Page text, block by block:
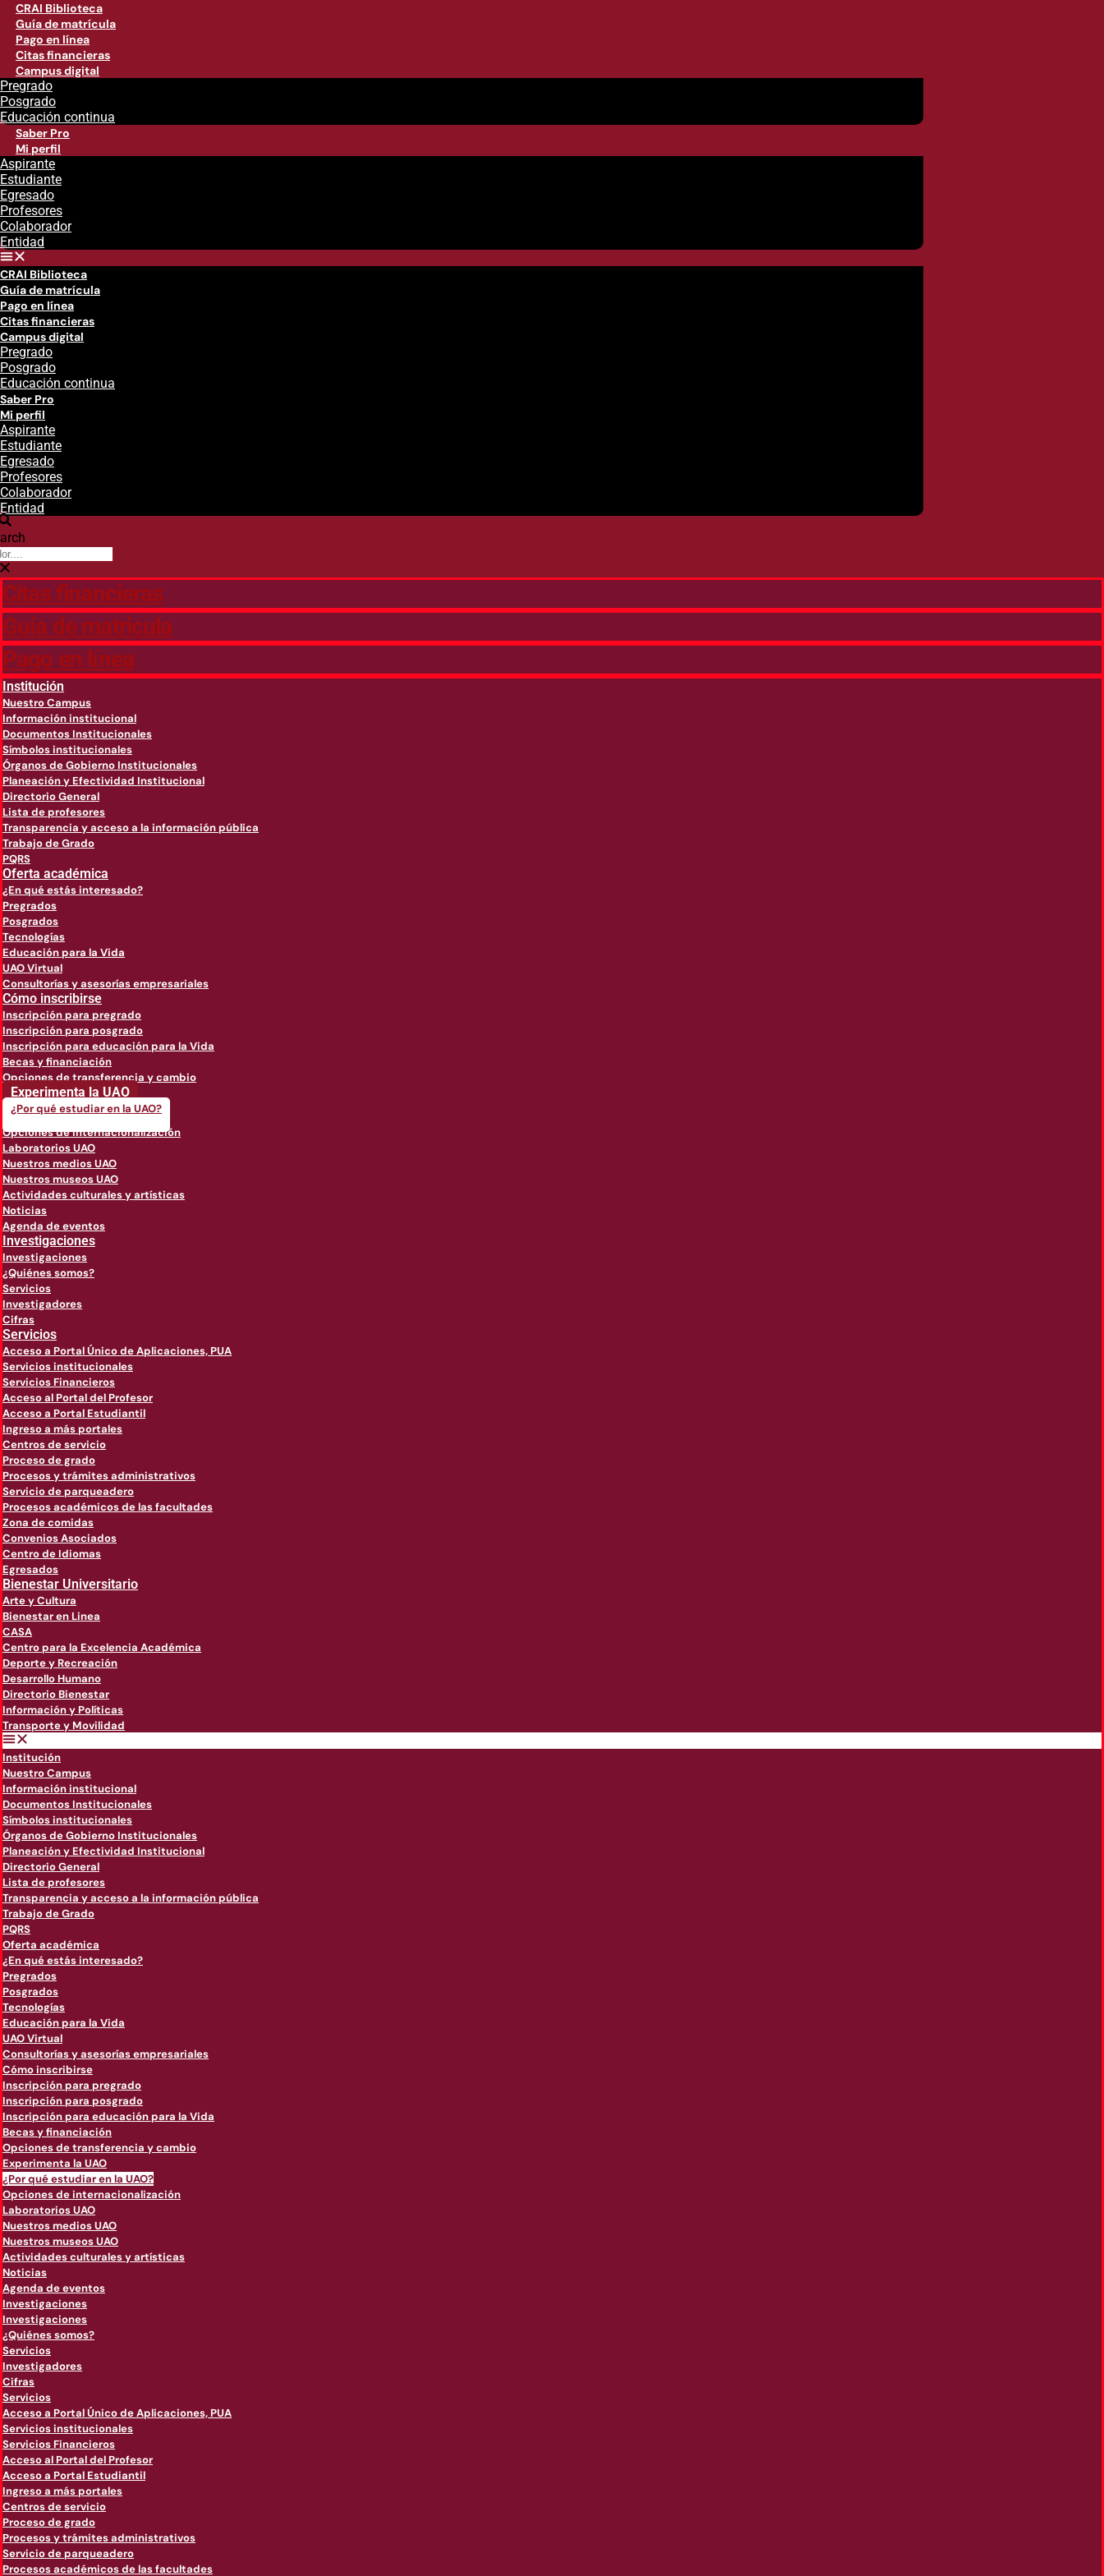
CRAI Biblioteca
Guía de matrícula
Pago en línea
Citas financieras
Campus digital
Pregrado
Posgrado
Educación continua
Saber Pro
Mi perfil
Aspirante
Estudiante
Egresado
Profesores
Colaborador
Entidad
CRAI Biblioteca
Guía de matrícula
Pago en línea
Citas financieras
Campus digital
Pregrado
Posgrado
Educación continua
Saber Pro
Mi perfil
Aspirante
Estudiante
Egresado
Profesores
Colaborador
Entidad
Citas financieras
Guía de matricula
Pago en línea
Institución
Nuestro Campus
Información institucional
Documentos Institucionales
Símbolos institucionales
Órganos de Gobierno Institucionales
Planeación y Efectividad Institucional
Directorio General
Lista de profesores
Transparencia y acceso a la información pública
Trabajo de Grado
PQRS
Oferta académica
¿En qué estás interesado?
Pregrados
Posgrados
Tecnologías
Educación para la Vida
UAO Virtual
Consultorías y asesorías empresariales
Cómo inscribirse
Inscripción para pregrado
Inscripción para posgrado
Inscripción para educación para la Vida
Becas y financiación
Opciones de transferencia y cambio
Experimenta la UAO
¿Por qué estudiar en la UAO?
Opciones de internacionalización
Laboratorios UAO
Nuestros medios UAO
Nuestros museos UAO
Actividades culturales y artísticas
Noticias
Agenda de eventos
Investigaciones
Investigaciones
¿Quiénes somos?
Servicios
Investigadores
Cifras
Servicios
Acceso a Portal Único de Aplicaciones, PUA
Servicios institucionales
Servicios Financieros
Acceso al Portal del Profesor
Acceso a Portal Estudiantil
Ingreso a más portales
Centros de servicio
Proceso de grado
Procesos y trámites administrativos
Servicio de parqueadero
Procesos académicos de las facultades
Zona de comidas
Convenios Asociados
Centro de Idiomas
Egresados
Bienestar Universitario
Arte y Cultura
Bienestar en Linea
CASA
Centro para la Excelencia Académica
Deporte y Recreación
Desarrollo Humano
Directorio Bienestar
Información y Políticas
Transporte y Movilidad
Institución
Nuestro Campus
Información institucional
Documentos Institucionales
Símbolos institucionales
Órganos de Gobierno Institucionales
Planeación y Efectividad Institucional
Directorio General
Lista de profesores
Transparencia y acceso a la información pública
Trabajo de Grado
PQRS
Oferta académica
¿En qué estás interesado?
Pregrados
Posgrados
Tecnologías
Educación para la Vida
UAO Virtual
Consultorías y asesorías empresariales
Cómo inscribirse
Inscripción para pregrado
Inscripción para posgrado
Inscripción para educación para la Vida
Becas y financiación
Opciones de transferencia y cambio
Experimenta la UAO
¿Por qué estudiar en la UAO?
Opciones de internacionalización
Laboratorios UAO
Nuestros medios UAO
Nuestros museos UAO
Actividades culturales y artísticas
Noticias
Agenda de eventos
Investigaciones
Investigaciones
¿Quiénes somos?
Servicios
Investigadores
Cifras
Servicios
Acceso a Portal Único de Aplicaciones, PUA
Servicios institucionales
Servicios Financieros
Acceso al Portal del Profesor
Acceso a Portal Estudiantil
Ingreso a más portales
Centros de servicio
Proceso de grado
Procesos y trámites administrativos
Servicio de parqueadero
Procesos académicos de las facultades